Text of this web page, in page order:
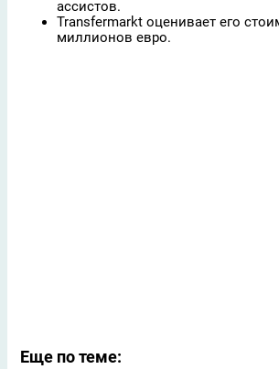
ассистов.
Transfermarkt оценивает его
миллионов евро.
Еще по теме: